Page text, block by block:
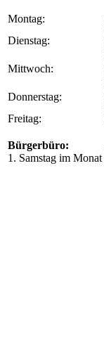
Montag:
Dienstag:
Mittwoch:
Donnerstag:
Freitag:
Bürgerbüro:
1. Samstag im Monat